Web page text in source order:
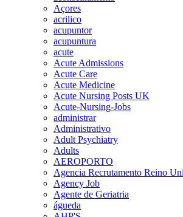
Açores
acrilico
acupuntor
acupuntura
acute
Acute Admissions
Acute Care
Acute Medicine
Acute Nursing Posts UK
Acute-Nursing-Jobs
administrar
Administrativo
Adult Psychiatry
Adults
AEROPORTO
Agencia Recrutamento Reino
Agency Job
Agente de Geriatria
águeda